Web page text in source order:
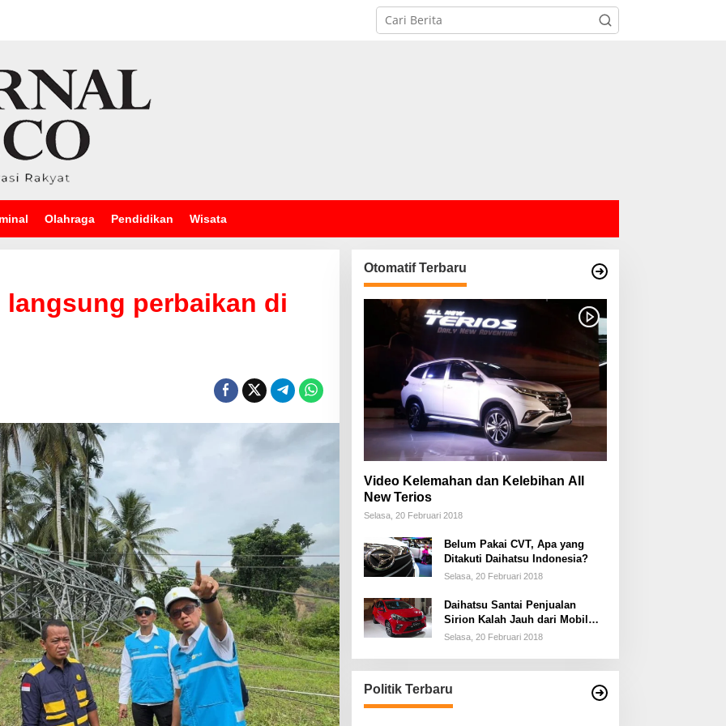
Olahraga Pendidikan Wisata
langsung perbaikan di
Otomatif Terbaru
Video Kelemahan dan Kelebihan All
New Terios
Selasa, 20 Februari 2018
Belum Pakai CVT, Apa yang
Ditakuti Daihatsu Indonesia?
Selasa, 20 Februari 2018
Daihatsu Santai Penjualan
Sirion Kalah Jauh dari Mobil
LCGC
Selasa, 20 Februari 2018
Politik Terbaru